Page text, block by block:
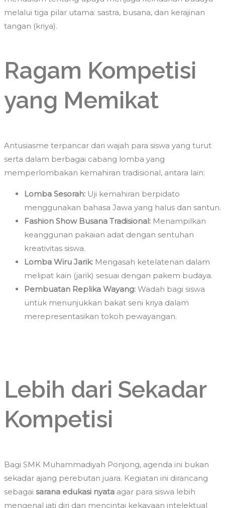
melalui tiga pilar utama: sastra, busana, dan kerajinan
tangan (kriya).
Ragam Kompetisi
yang Memikat
Antusiasme terpancar dari wajah para siswa yang turut
serta dalam berbagai cabang lomba yang
memperlombakan kemahiran tradisional, antara lain:
Lomba Sesorah: Uji kemahiran berpidato
menggunakan bahasa Jawa yang halus dan santun.
Fashion Show Busana Tradisional: Menampilkan
keanggunan pakaian adat dengan sentuhan
kreativitas siswa.
Lomba Wiru Jarik: Mengasah ketelatenan dalam
melipat kain (jarik) sesuai dengan pakem budaya.
Pembuatan Replika Wayang: Wadah bagi siswa
untuk menunjukkan bakat seni kriya dalam
merepresentasikan tokoh pewayangan.
Lebih dari Sekadar
Kompetisi
Bagi SMK Muhammadiyah Ponjong, agenda ini bukan
sekadar ajang perebutan juara. Kegiatan ini dirancang
sebagai sarana edukasi nyata agar para siswa lebih
mengenal jati diri dan mencintai kekayaan intelektual